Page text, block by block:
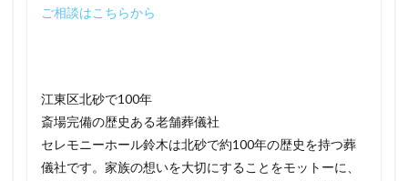
ご相談はこちらから
江東区北砂で100年
斎場完備の歴史ある老舗葬儀社
セレモニーホール鈴木は北砂で約100年の歴史を持つ葬
儀社です。家族の想いを大切にすることをモットーに、